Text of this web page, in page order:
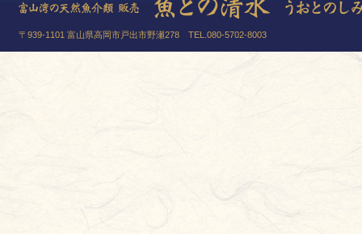
〒939-1101 富山県高岡市戸出市野瀬278 TEL.080-5702-8003